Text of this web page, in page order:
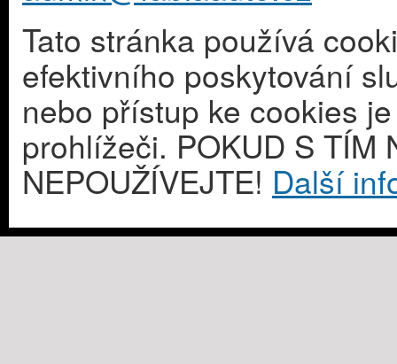
Tato stránka používá
efektivního poskytování
nebo přístup ke cookies
prohlížeči. POKUD S TÍM
NEPOUŽÍVEJTE! Další